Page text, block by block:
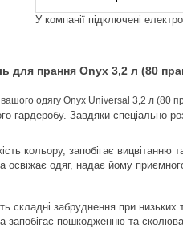
У компанії підключені
для прання Onyx 3,2 л (80
одягу Onyx Universal 3,2 л (80
гардеробу. Завдяки спеціально
кольору, запобігає
одяг, надає йому
складні забруднення при низьких
запобігає пошкодженню та